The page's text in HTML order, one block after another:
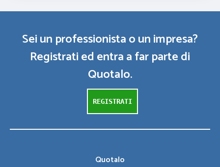
Sei un professionista o un impresa?
Registrati ed entra a far parte di
Quotalo.
REGISTRATI
Quotalo